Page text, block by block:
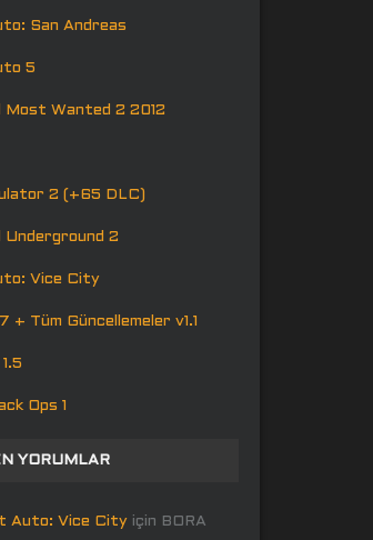
San Andreas
5
Most Wanted 2 2012
2 (+65 DLC)
Underground 2
Vice City
+ Tüm Güncellemeler v1.1
Ops 1
YORUMLAR
Auto: Vice City için BORA